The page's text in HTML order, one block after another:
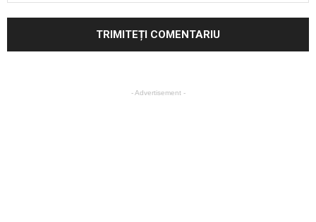
- Advertisement -